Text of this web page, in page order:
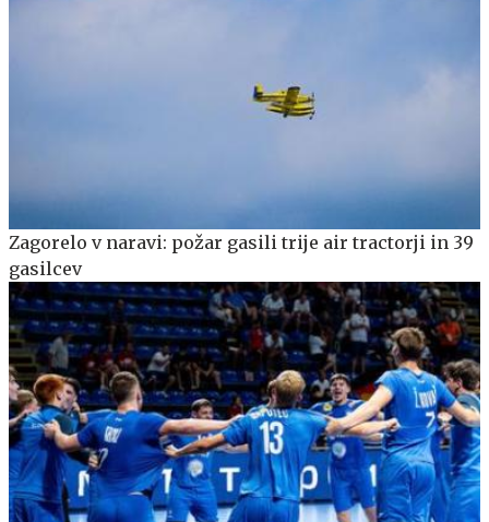
Zagorelo v naravi: požar gasili trije air tractorji in 39
gasilcev